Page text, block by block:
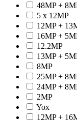
48MP +
5 x 12MP
12MP +
16MP +
12.2MP
13MP +
8MP
25MP +
24MP +
2MP
Yox
12MP +